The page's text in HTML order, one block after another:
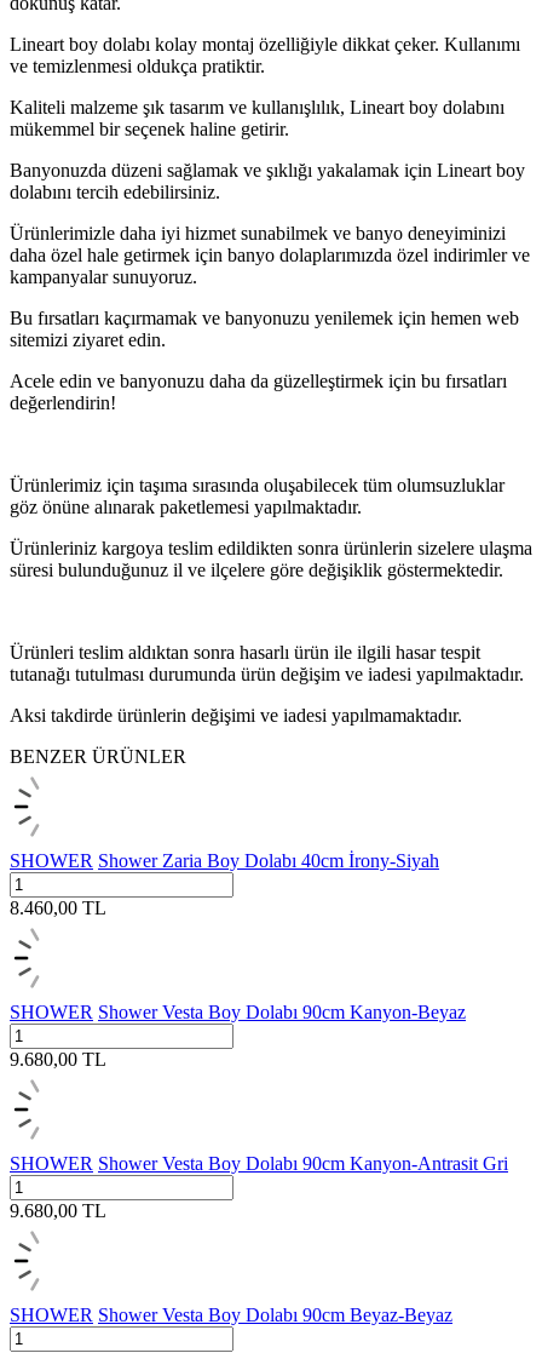
Lineart boy dolabı kolay montaj özelliğiyle dikkat çeker. Kullanımı
ve temizlenmesi oldukça pratiktir.
Kaliteli malzeme şık tasarım ve kullanışlılık, Lineart boy dolabını
mükemmel bir seçenek haline getirir.
Banyonuzda düzeni sağlamak ve şıklığı yakalamak için Lineart boy
dolabını tercih edebilirsiniz.
Ürünlerimizle daha iyi hizmet sunabilmek ve banyo deneyiminizi
daha özel hale getirmek için banyo dolaplarımızda özel indirimler ve
kampanyalar sunuyoruz.
Bu fırsatları kaçırmamak ve banyonuzu yenilemek için hemen web
sitemizi ziyaret edin.
Acele edin ve banyonuzu daha da güzelleştirmek için bu fırsatları
değerlendirin!
Ürünlerimiz için taşıma sırasında oluşabilecek tüm olumsuzluklar
göz önüne alınarak paketlemesi yapılmaktadır.
Ürünleriniz kargoya teslim edildikten sonra ürünlerin sizelere ulaşma
süresi bulunduğunuz il ve ilçelere göre değişiklik göstermektedir.
Ürünleri teslim aldıktan sonra hasarlı ürün ile ilgili hasar tespit
tutanağı tutulması durumunda ürün değişim ve iadesi yapılmaktadır.
Aksi takdirde ürünlerin değişimi ve iadesi yapılmamaktadır.
BENZER ÜRÜNLER
SHOWER Shower Zaria Boy Dolabı 40cm İrony-Siyah
8.460,00 TL
SHOWER Shower Vesta Boy Dolabı 90cm Kanyon-Beyaz
9.680,00 TL
SHOWER Shower Vesta Boy Dolabı 90cm Kanyon-Antrasit Gri
9.680,00 TL
SHOWER Shower Vesta Boy Dolabı 90cm Beyaz-Beyaz